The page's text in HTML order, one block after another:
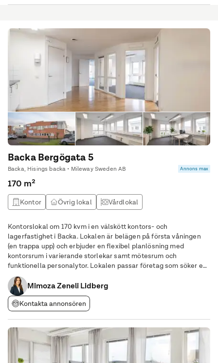
Backa Bergögata 5
Backa, Hisings backa • Mileway Sweden AB Annons max
170 m²
Kontor Övrig lokal Vårdlokal
Kontorslokal om 170 kvm i en välskött kontors- och
lagerfastighet i Backa. Lokalen är belägen på första våningen
(en trappa upp) och erbjuder en flexibel planlösning med
kontorsrum i varierande storlekar samt mötesrum och
funktionella personalytor. Lokalen passar företag som söker en
praktisk och lättillgänglig arbetsmiljö med goda
kommunikationer. Fastigheten ligger med fri access till Backa
Mimoza Zeneli Lidberg
Kontakta annonsören